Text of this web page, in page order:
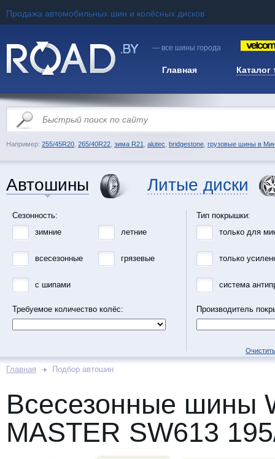
Продажа автомобильных шин и колёсных дисков
— все шины города
Главная Каталог
Например: 255/45R20 265/40R22 зима R21 alutec bridgestone грузовые шины в
Автошины Литые диски
Сезонность:
зимние
летние
всесезонные грязевые
с шипами
Требуемое количество колёс:
Тип покрышки:
только для
только
система
Производитель
Главная Подбор автошин
Всесезонные шины
MASTER SW613